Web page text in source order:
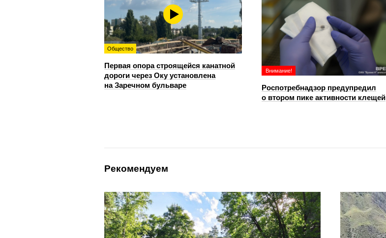
Общество
Первая опора строящейся канатной
дороги через Оку установлена
на Заречном бульваре
Внимание!
Роспотребнадзор предупредил
о втором пике активности клещей
Рекомендуем